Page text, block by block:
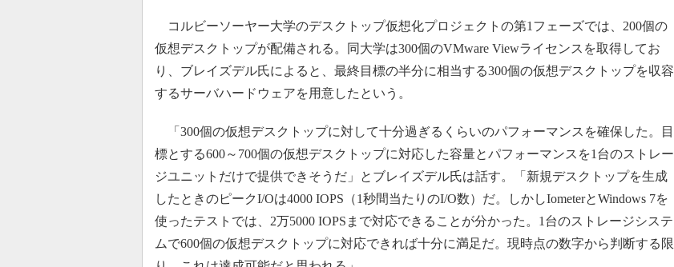
コルビーソーヤー大学のデスクトップ仮想化プロジェクトの第1フェーズでは、200個の
仮想デスクトップが配備される。同大学は300個のVMware Viewライセンスを取得してお
り、ブレイズデル氏によると、最終目標の半分に相当する300個の仮想デスクトップを収容
するサーバハードウェアを用意したという。
「300個の仮想デスクトップに対して十分過ぎるくらいのパフォーマンスを確保した。目
標とする600～700個の仮想デスクトップに対応した容量とパフォーマンスを1台のストレー
ジユニットだけで提供できそうだ」とブレイズデル氏は話す。「新規デスクトップを生成
したときのピークI/Oは4000 IOPS（1秒間当たりのI/O数）だ。しかしIometerとWindows 7を
使ったテストでは、2万5000 IOPSまで対応できることが分かった。1台のストレージシステ
ムで600個の仮想デスクトップに対応できれば十分に満足だ。現時点の数字から判断する限